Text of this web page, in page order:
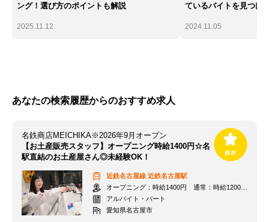
ング！選び方のポイントも解説
2025.11.12
ているバイトを見つけ
2024.11.05
あなたの検索履歴からのおすすめ求人
名鉄商店MEICHIKA※2026年9月オープン
【お土産販売スタッフ】オープニング時給1400円☆名
駅直結のお土産屋さん◎未経験OK！
近鉄名古屋線 近鉄名古屋駅
オープニング：時給1400円 通常：時給1200円～＋交通費全額支給
アルバイト・パート
愛知県名古屋市